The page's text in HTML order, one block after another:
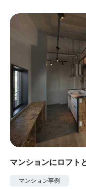
マンションにロフト
マンション事例